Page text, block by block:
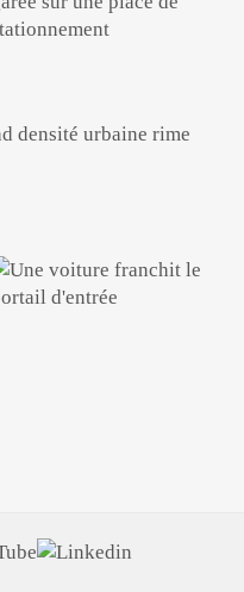
densité urbaine rime